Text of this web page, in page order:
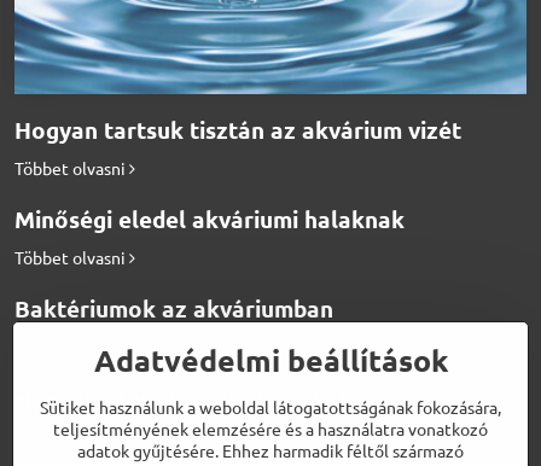
Hogyan tartsuk tisztán az akvárium vizét
Többet olvasni
Minőségi eledel akváriumi halaknak
Többet olvasni
Baktériumok az akváriumban
Többet olvasni
Hogyan etessük a diszkosz halakat
Többet olvasni
Adatvédelmi beállítások
Sütiket használunk a weboldal látogatottságának fokozására,
teljesítményének elemzésére és a használatra vonatkozó
adatok gyűjtésére. Ehhez harmadik féltől származó